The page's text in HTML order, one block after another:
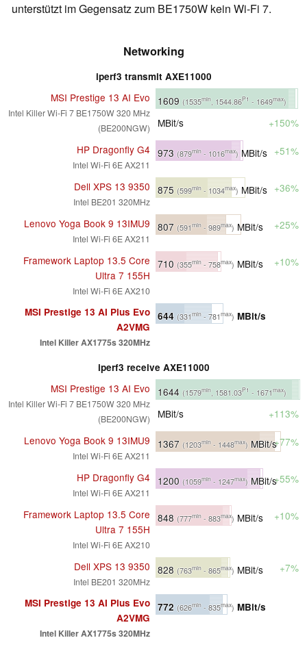
unterstützt im Gegensatz zum BE1750W kein Wi-Fi 7.
Networking
iperf3 transmit AXE11000
MSI Prestige 13 AI Evo
Intel Killer Wi-Fi 7 BE1750W 320 MHz
(BE200NGW)
1609 (1535min, 1544.86P1 - 1649max)
MBit/s
+150%
HP Dragonfly G4
Intel Wi-Fi 6E AX211
973 (879min - 1016max)MBit/s +51%
Dell XPS 13 9350
Intel BE201 320MHz
875 (599min - 1034max) MBit/s +36%
Lenovo Yoga Book 9 13IMU9
Intel Wi-Fi 6E AX211
807 (591min - 989max) MBit/s +25%
Framework Laptop 13.5 Core
Ultra 7 155H
Intel Wi-Fi 6E AX210
710 (355min- 758max) MBit/s +10%
MSI Prestige 13 AI Plus Evo
A2VMG
Intel Killer AX1775s 320MHz
644 (331min- 781max) MBit/s
iperf3 receive AXE11000
MSI Prestige 13 AI Evo
Intel Killer Wi-Fi 7 BE1750W 320 MHz
(BE200NGW)
1644 (1579min, 1581.03P1 - 1671max)
MBit/s
+113%
Lenovo Yoga Book 9 13IMU9
Intel Wi-Fi 6E AX211
1367 (1203min - 1448max) MBit/s+77%
HP Dragonfly G4
Intel Wi-Fi 6E AX211
1200 (1059min - 1247max)MBit/s+55%
Framework Laptop 13.5 Core
Ultra 7 155H
Intel Wi-Fi 6E AX210
848 (777min - 883max) MBit/s +10%
Dell XPS 13 9350
Intel BE201 320MHz
828 (763min - 865max) MBit/s +7%
MSI Prestige 13 AI Plus Evo
A2VMG
Intel Killer AX1775s 320MHz
772 (626min - 835max) MBit/s